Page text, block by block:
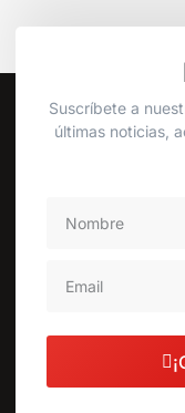
Suscríbete a
últimas noticias,